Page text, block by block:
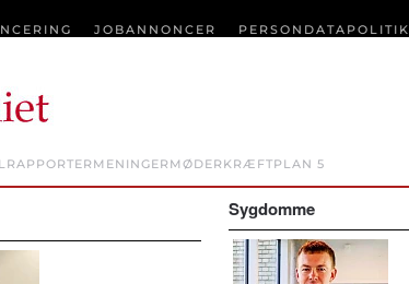
JOBANNONCER PERSONDATAPOLITIK
RAPPORTER MENINGER MØDER KRÆFTPLAN 5
Sygdomme